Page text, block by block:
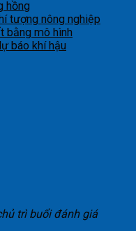
hồng
tượng nông nghiệp
bằng mô hình
báo khí hậu
trì buổi đánh giá